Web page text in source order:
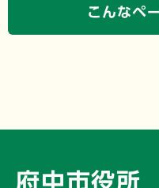
こんなペ
府中市役所